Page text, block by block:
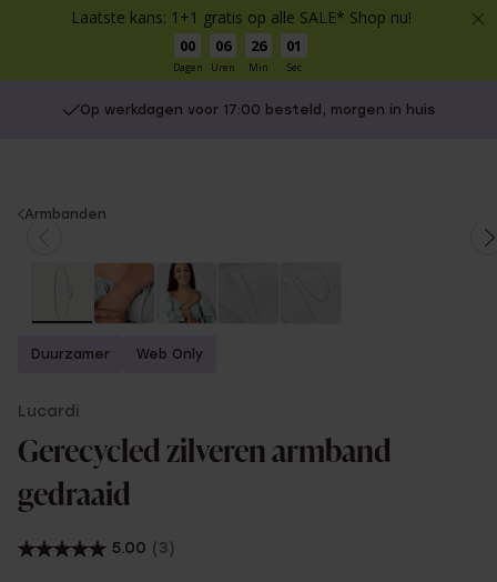
Laatste kans: 1+1 gratis op alle SALE* Shop nu!
00
Dagen
06
Uren
26
Min
01
Sec
Op werkdagen voor 17:00 besteld, morgen in huis
You
Armbanden
Duurzamer Web Only
Lucardi
Gerecycled zilveren armband
gedraaid
5.00 (3)